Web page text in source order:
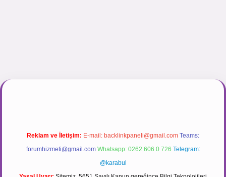
Reklam ve İletişim: E-mail: backlinkpaneli@gmail.com Teams:
forumhizmeti@gmail.com Whatsapp: 0262 606 0 726 Telegram:
@karabul